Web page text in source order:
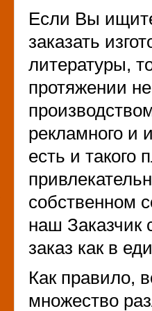
Если Вы
заказать
литературы,
протяжении
рекламного и
есть и
собственном
наш Заказчик
заказ как в
Как правило,
множество